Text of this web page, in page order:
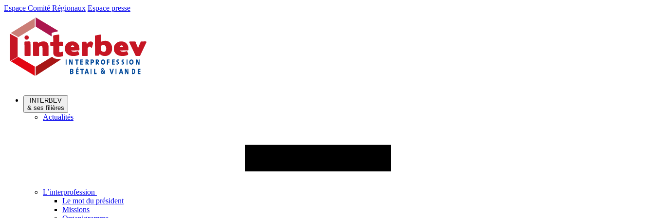
Aller
Aller
contenu
Espace Comité Régionaux Espace presse
INTERBEV
& ses filières
Actualités
L’interprofession
Le mot du président
Missions